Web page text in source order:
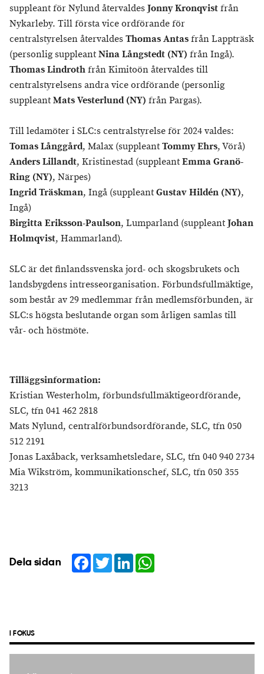
suppleant för Nylund återvaldesJonny Kronqvistfrån
Nykarleby. Till första vice ordförande för
centralstyrelsen återvaldesThomas Antasfrån Lappträsk
(personlig suppleantNina Långstedt (NY) från Ingå).
Thomas Lindrothfrån Kimitoön återvaldes till
centralstyrelsens andra vice ordförande (personlig
suppleantMats Vesterlund (NY) från Pargas).
Till ledamöter i SLC:s centralstyrelse för 2024 valdes:
Tomas Långgård, Malax (suppleantTommy Ehrs, Vörå)
Anders Lillandt, Kristinestad (suppleantEmma Granö-
Ring (NY), Närpes)
Ingrid Träskman, Ingå (suppleantGustav Hildén (NY),
Ingå)
Birgitta Eriksson-Paulson, Lumparland (suppleantJohan
Holmqvist, Hammarland).
SLC är det finlandssvenska jord- och skogsbrukets och
landsbygdens intresseorganisation. Förbundsfullmäktige,
som består av 29 medlemmar från medlemsförbunden, är
SLC:s högsta beslutande organ som årligen samlas till
vår- och höstmöte.
Tilläggsinformation:
Kristian Westerholm, förbundsfullmäktigeordförande,
SLC, tfn 041 462 2818
Mats Nylund, centralförbundsordförande, SLC, tfn 050
512 2191
Jonas Laxåback, verksamhetsledare, SLC, tfn 040 940 2734
Mia Wikström, kommunikationschef, SLC, tfn 050 355
3213
Dela sidan Facebook
TwitterLinkedIn
I FOKUS